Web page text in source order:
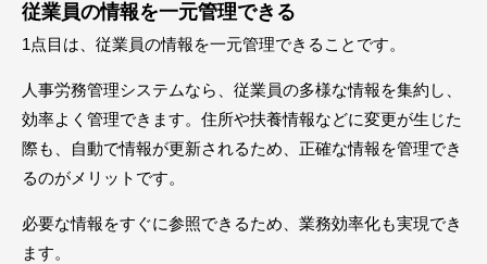
従業員の情報を一元管理できる
1点目は、従業員の情報を一元管理できることです。
人事労務管理システムなら、従業員の多様な情報を集約し、
効率よく管理できます。住所や扶養情報などに変更が生じた
際も、自動で情報が更新されるため、正確な情報を管理でき
るのがメリットです。
必要な情報をすぐに参照できるため、業務効率化も実現でき
ます。